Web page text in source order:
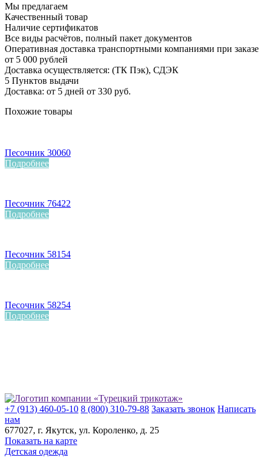
Мы предлагаем
Качественный товар
Наличие сертификатов
Все виды расчётов, полный пакет документов
Оперативная доставка транспортными компаниями при заказе
от 5 000 рублей
Доставка осуществляется: (ТК Пэк), СДЭК
5 Пунктов выдачи
Доставка: от 5 дней от 330 руб.
Похожие товары
Песочник 30060
Подробнее
Песочник 76422
Подробнее
Песочник 58154
Подробнее
Песочник 58254
Подробнее
+7 (913) 460-05-10 8 (800) 310-79-88 Заказать звонок Написать
нам
677027, г. Якутск, ул. Короленко, д. 25
Показать на карте
Детская одежда